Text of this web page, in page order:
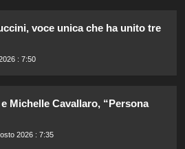
in lingerie: dopo 10 anni, è
“Ho tradito” e rompe il
voce unica che ha unito tre
: 7:50
Michelle Cavallaro, “Persona
2026 : 7:35